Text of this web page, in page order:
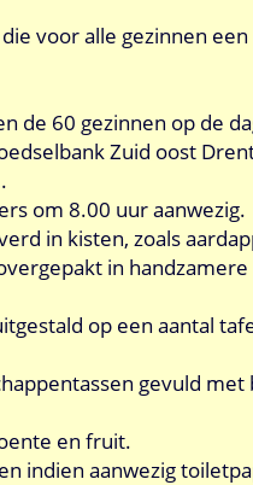
voor alle gezinnen
de 60 gezinnen op de
Zuid oost
om 8.00 uur aanwezig.
in kisten, zoals
in
op een aantal
gevuld met
en fruit.
indien aanwezig